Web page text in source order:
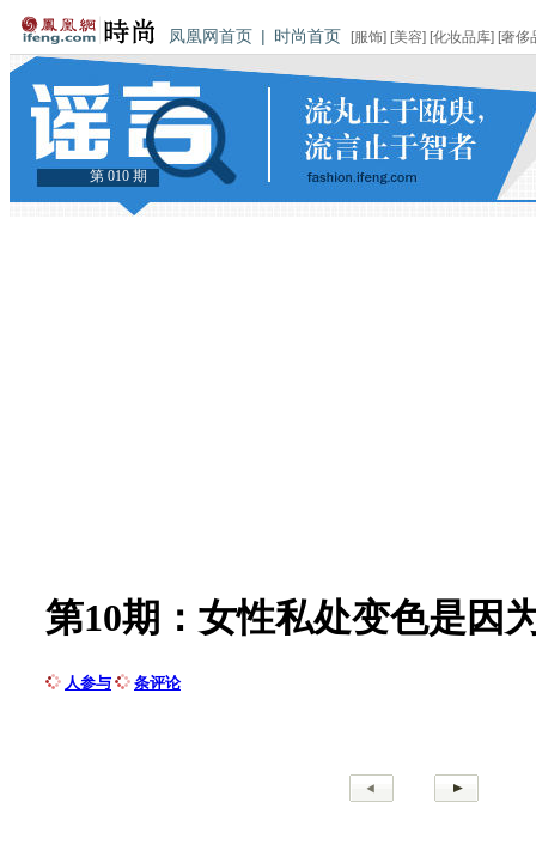
凤凰网首页 | 时尚首页 [服饰] [美容] [化妆品库] [奢侈
第 010 期
第10期：女性私处变色是因
人参与 条评论